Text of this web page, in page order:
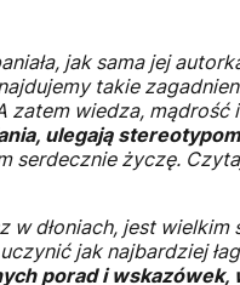
jak sama jej
takie
zatem wiedza,
ulegają
serdecznie życzę.
w dłoniach, jest
jak najbardziej
porad i